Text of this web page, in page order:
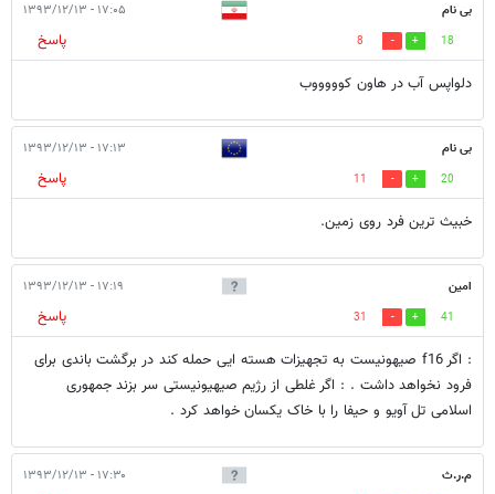
بی نام ۱۷:۰۵ - ۱۳۹۳/۱۲/۱۳
18
8
پاسخ
دلواپس آب در هاون کوووووب
بی نام ۱۷:۱۳ - ۱۳۹۳/۱۲/۱۳
20
11
پاسخ
خبیث ترین فرد روی زمین.
امین ۱۷:۱۹ - ۱۳۹۳/۱۲/۱۳
41
31
پاسخ
: اگر f16 صیهونیست به تجهیزات هسته ایی حمله کند در برگشت باندی برای
فرود نخواهد داشت . : اگر غلطی از رژیم صیهیونیستی سر بزند جمهوری
اسلامی تل آویو و حیفا را با خاک یکسان خواهد کرد .
م.ر.ث ۱۷:۳۰ - ۱۳۹۳/۱۲/۱۳